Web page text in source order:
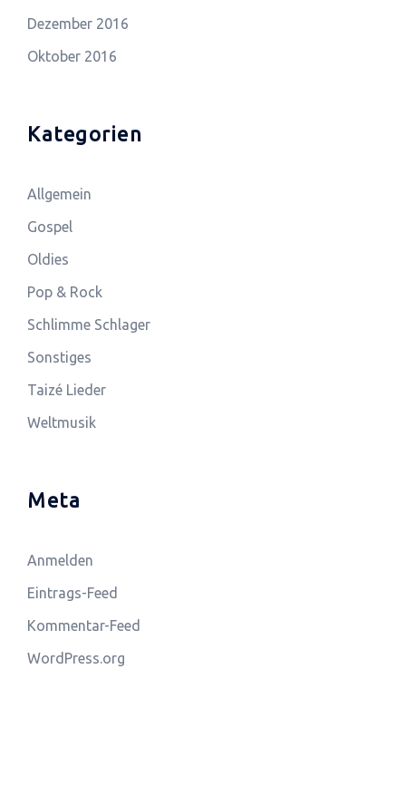
Dezember 2016
Oktober 2016
Kategorien
Allgemein
Gospel
Oldies
Pop & Rock
Schlimme Schlager
Sonstiges
Taizé Lieder
Weltmusik
Meta
Anmelden
Eintrags-Feed
Kommentar-Feed
WordPress.org